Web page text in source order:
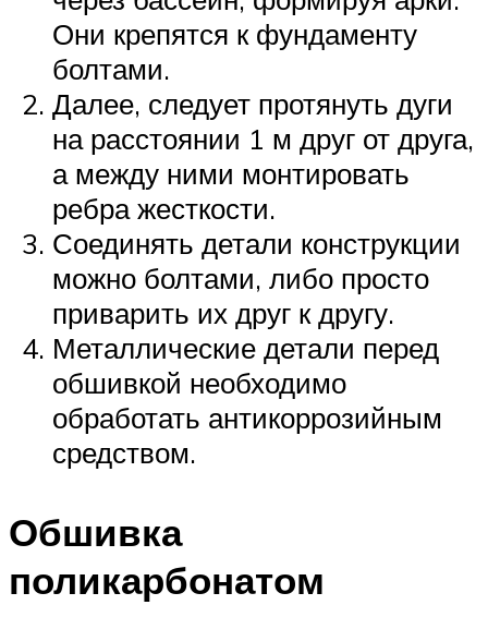
Они крепятся к фундаменту
болтами.
Далее, следует протянуть дуги
на расстоянии 1 м друг от друга,
а между ними монтировать
ребра жесткости.
Соединять детали конструкции
можно болтами, либо просто
приварить их друг к другу.
Металлические детали перед
обшивкой необходимо
обработать антикоррозийным
средством.
Обшивка
поликарбонатом